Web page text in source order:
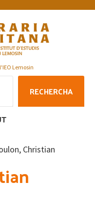
Lemosin
RECHERCHA
Christian